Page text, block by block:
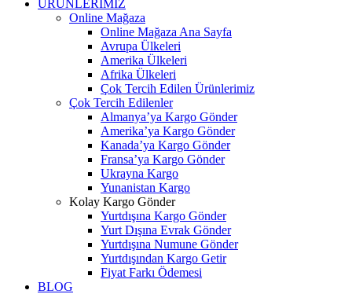
ÜRÜNLERİMİZ
Online Mağaza
Online Mağaza Ana Sayfa
Avrupa Ülkeleri
Amerika Ülkeleri
Afrika Ülkeleri
Çok Tercih Edilen Ürünlerimiz
Çok Tercih Edilenler
Almanya’ya Kargo Gönder
Amerika’ya Kargo Gönder
Kanada’ya Kargo Gönder
Fransa’ya Kargo Gönder
Ukrayna Kargo
Yunanistan Kargo
Kolay Kargo Gönder
Yurtdışına Kargo Gönder
Yurt Dışına Evrak Gönder
Yurtdışına Numune Gönder
Yurtdışından Kargo Getir
Fiyat Farkı Ödemesi
BLOG